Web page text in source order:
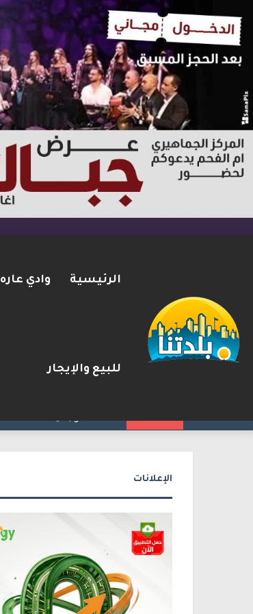
الرئيسية وادي عاره
للبيع والإيجار
الإعلانات